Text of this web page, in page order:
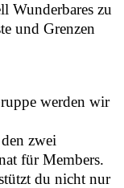
Wunderbares zu
und Grenzen
werden wir
zwei
für Members.
du nicht nur